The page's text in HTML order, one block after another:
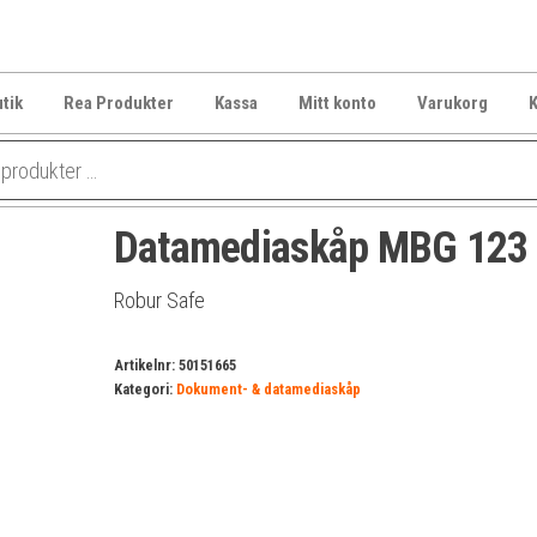
Rea Produkter Kassa Mitt konto Varukorg
Datamediaskåp MBG 123
Robur Safe
Artikelnr: 50151665
Kategori: Dokument- & datamediaskåp